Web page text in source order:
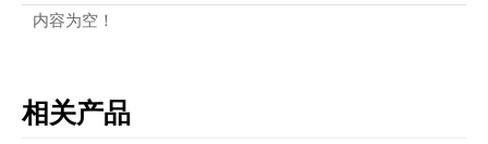
内容为空！
相关产品